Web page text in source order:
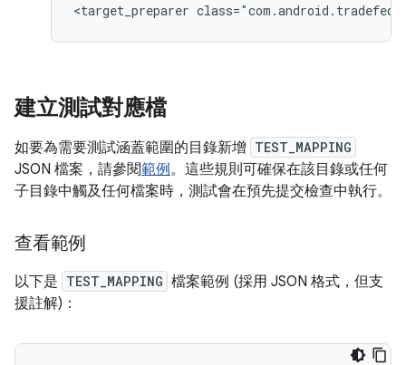
建立測試對應檔
如要為需要測試涵蓋範圍的目錄新增 TEST_MAPPING
JSON 檔案，請參閱範例。這些規則可確保在該目錄或任何
子目錄中觸及任何檔案時，測試會在預先提交檢查中執行。
查看範例
以下是 TEST_MAPPING 檔案範例 (採用 JSON 格式，但支
援註解)：